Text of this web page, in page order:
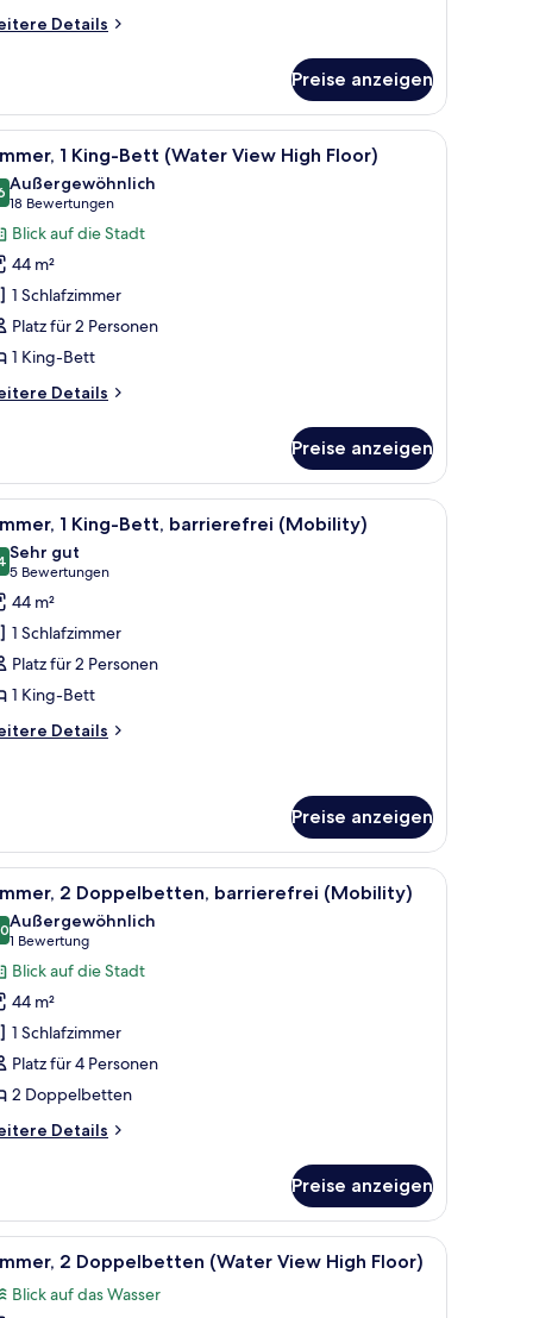
Details
Preise anzeigen
Minibar, Zimmersafe Ein Balkon mit zwei Korbstühlen, einem
7 1 King-Bett (Water View High Floor)
von 10
Außergewöhnlich
18 Bewertungen
(18
Bewertungen)
Blick auf die Stadt
44 m²
1 Schlafzimmer
Platz für 2 Personen
1 King-Bett
Details
Preise anzeigen
und Wohnbereich. Ein modernes Interieur mit Essbereich,
7 1 King-Bett, barrierefrei (Mobility)
von 10
Sehr gut
5 Bewertungen
(5
Bewertungen)
44 m²
1 Schlafzimmer
Platz für 2 Personen
1 King-Bett
Details
Preise anzeigen
und Blick auf Gebäude.
Doppelbetten,
Ein Hotelzimmer mit Bett, Kissen, einer
6 2 Doppelbetten, barrierefrei (Mobility)
von 10
Außergewöhnlich
1 Bewertung
(1
Bewertung)
Blick auf die Stadt
44 m²
1 Schlafzimmer
Platz für 4 Personen
2 Doppelbetten
Details
Preise anzeigen
Minibar, Zimmersafe Ein Hotelzimmer mit Bett, Kissen, einer
9 2 Doppelbetten (Water View High Floor)
Blick auf das Wasser